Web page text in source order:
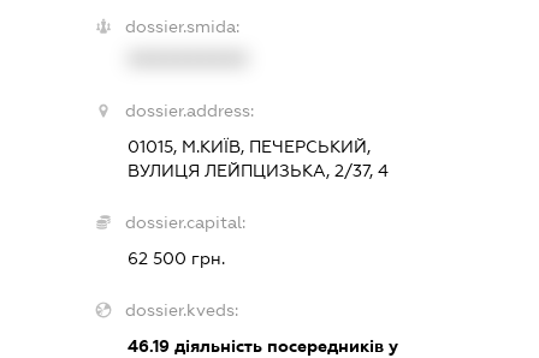
dossier.smida:
dossier.address:
01015, М.КИЇВ, ПЕЧЕРСЬКИЙ,
ВУЛИЦЯ ЛЕЙПЦИЗЬКА, 2/37, 4
dossier.capital:
62 500 грн.
dossier.kveds:
46.19 діяльність посередників у